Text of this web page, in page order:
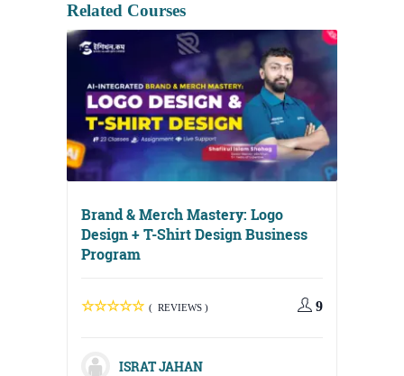
Related Courses
Brand & Merch Mastery: Logo
Design + T-Shirt Design Business
Program
( REVIEWS ) 9
ISRAT JAHAN